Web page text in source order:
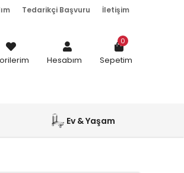
Tedarikçi Başvuru İletişim
Hesabım Sepetim
0
Ev & Yaşam